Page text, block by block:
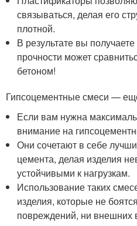
В результате вы
прочности может
бетоном!
Гипсоцементные смеси —
внимание на
Они сочетают в себе
цемента, делая изделия
устойчивыми к нагрузкам.
Использование таких
изделия, которые не
повреждений, ни внешних
Соотношение воды и гипса: